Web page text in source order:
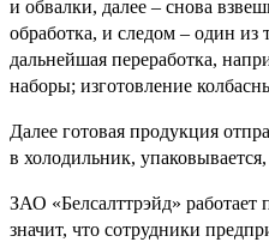
и обвалки, далее – снова
обработка, и следом – один из
дальнейшая переработка,
наборы; изготовление
Далее готовая продукция
в холодильник,
ЗАО «Белсалттрэйд» работает
значит, что сотрудники